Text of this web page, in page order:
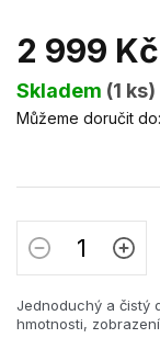
2 999 Kč
Měrná
cena:
Skladem (1 ks)
Můžeme doručit do:
Jednoduchý a čistý
hmotnosti,